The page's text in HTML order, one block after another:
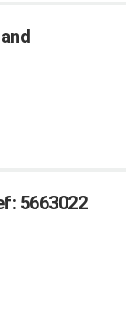
5663022